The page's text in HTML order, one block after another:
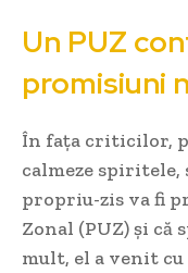
Un PUZ
promisiuni
În fața criticilor,
calmeze spiritele,
propriu-zis va fi
Zonal (PUZ) și că
mult, el a venit